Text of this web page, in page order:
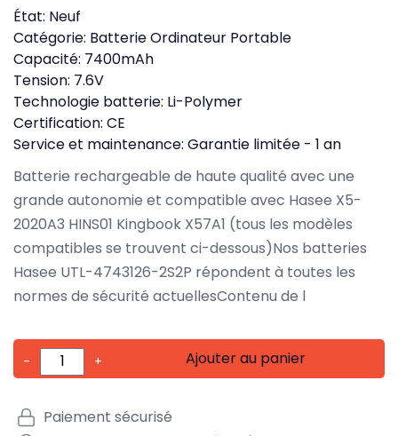
État: Neuf
Catégorie: Batterie Ordinateur Portable
Capacité: 7400mAh
Tension: 7.6V
Technologie batterie: Li-Polymer
Certification: CE
Service et maintenance: Garantie limitée - 1 an
Batterie rechargeable de haute qualité avec une
grande autonomie et compatible avec Hasee X5-
2020A3 HINS01 Kingbook X57A1 (tous les modèles
compatibles se trouvent ci-dessous)Nos batteries
Hasee UTL-4743126-2S2P répondent à toutes les
normes de sécurité actuellesContenu de l
- + Ajouter au panier
Paiement sécurisé